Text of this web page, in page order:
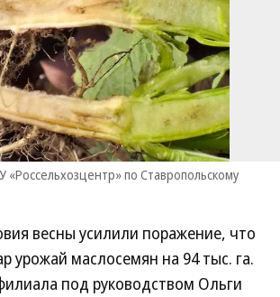
по Ставропольскому
весны усилили поражение, что
урожай маслосемян на 94 тыс. га.
под руководством Ольги